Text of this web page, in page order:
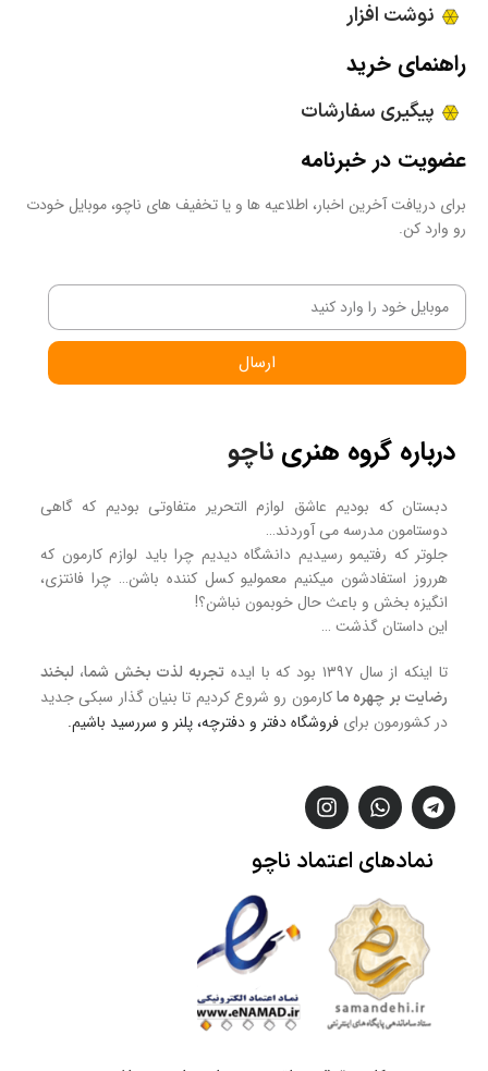
نوشت افزار
راهنمای خرید
پیگیری سفارشات
عضویت در خبرنامه
برای دریافت آخرین اخبار، اطلاعیه ها و یا تخفیف های ناچو، موبایل خودت
رو وارد کن.
ارسال
درباره گروه هنری ناچو
دبستان که بودیم عاشق لوازم التحریر متفاوتی بودیم که گاهی
دوستامون مدرسه می آوردند…
جلوتر که رفتیمو رسیدیم دانشگاه دیدیم چرا باید لوازم کارمون که
هرروز استفادشون میکنیم معمولیو کسل کننده باشن… چرا فانتزی،
انگیزه بخش و باعث حال خوبمون نباشن؟!
این داستان گذشت …
تا اینکه از سال ۱۳۹۷ بود که با ایده
تجربه لذت بخش شما، لبخند
رضایت بر چهره ماکارمون رو شروع کردیم تا بنیان گذار سبکی جدید
در کشورمون برای فروشگاهدفتر و دفترچه، پلنر و سررسید باشیم.
نمادهای اعتماد ناچو